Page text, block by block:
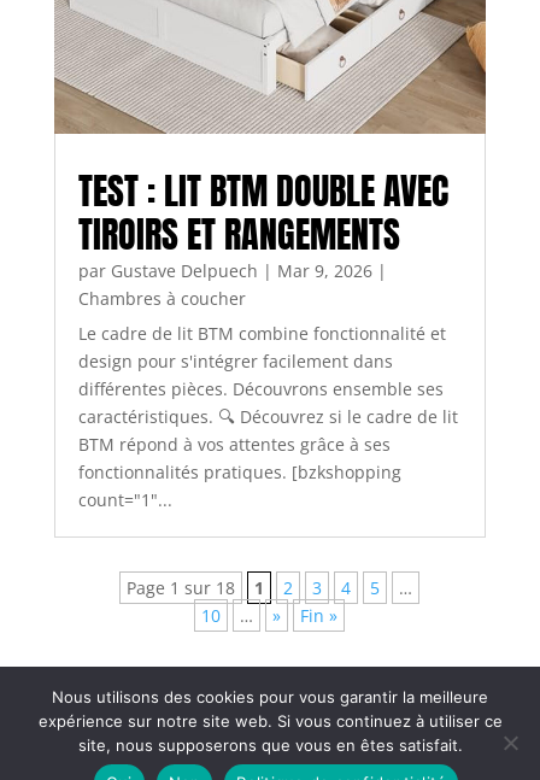
TEST : LIT BTM DOUBLE AVEC
TIROIRS ET RANGEMENTS
par Gustave Delpuech | Mar 9, 2026|
Chambres à coucher
Le cadre de lit BTM combine fonctionnalité et
design pour s'intégrer facilement dans
différentes pièces. Découvrons ensemble ses
caractéristiques. 🔍 Découvrez si le cadre de lit
BTM répond à vos attentes grâce à ses
fonctionnalités pratiques. [bzkshopping
count="1"...
Page 1 sur 18 1 2 3 4 5
…
10
… » Fin »
Tous droits réservés –Mentions Légales -Plan de
Nous utilisons des cookies pour vous garantir la meilleure
expérience sur notre site web. Si vous continuez à utiliser ce
site, nous supposerons que vous en êtes satisfait.